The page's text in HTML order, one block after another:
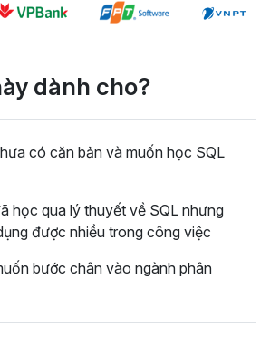
dành cho?
có căn bản và muốn học SQL
học qua lý thuyết về SQL nhưng
được nhiều trong công việc
bước chân vào ngành phân